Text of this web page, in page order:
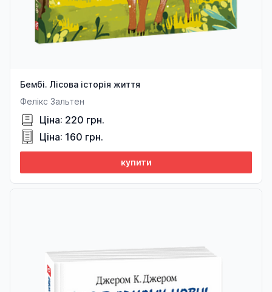
Бембі. Лісова історія життя
Фелікс Зальтен
Ціна: 220 грн.
Ціна: 160 грн.
купити